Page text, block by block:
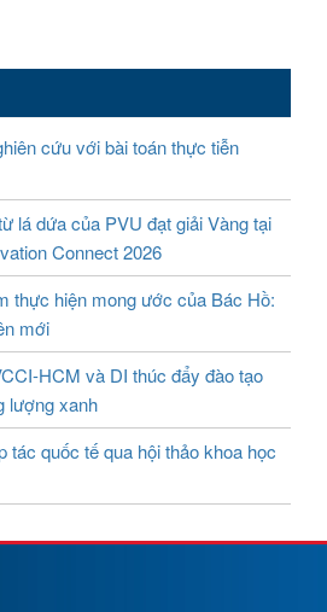
cứu với bài toán thực tiễn
lá dứa của PVU đạt giải Vàng tại
Connect 2026
thực hiện mong ước của Bác Hồ:
mới
HCM và DI thúc đẩy đào tạo
lượng xanh
tác quốc tế qua hội thảo khoa học